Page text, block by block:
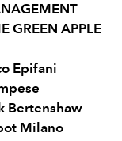
GREEN APPLE
Epifani
Bertenshaw
Milano